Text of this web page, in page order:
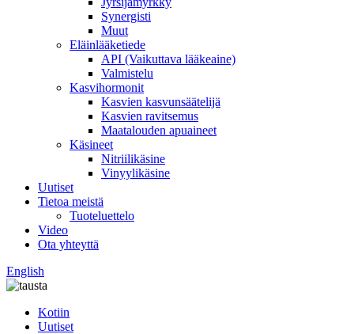
Synergisti
Muut
Eläinlääketiede
API (Vaikuttava lääkeaine)
Valmistelu
Kasvihormonit
Kasvien kasvunsäätelijä
Kasvien ravitsemus
Maatalouden apuaineet
Käsineet
Nitriilikäsine
Vinyylikäsine
Uutiset
Tietoa meistä
Tuoteluettelo
Video
Ota yhteyttä
English
Kotiin
Uutiset